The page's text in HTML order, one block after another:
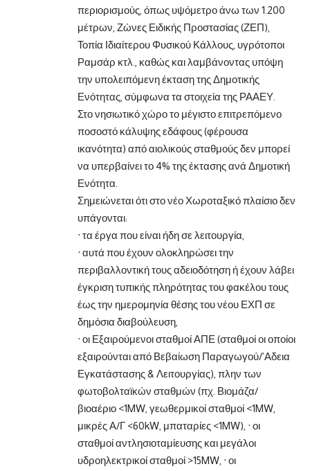
περιορισμούς, όπως υψόμετρο άνω των 1.200
μέτρων, Ζώνες Ειδικής Προστασίας (ΖΕΠ),
Τοπία Ιδιαίτερου Φυσικού Κάλλους, υγρότοποι
Ραμσάρ κτλ., καθώς και λαμβάνοντας υπόψη
την υπολειπόμενη έκταση της Δημοτικής
Ενότητας, σύμφωνα τα στοιχεία της ΡΑΑΕΥ.
Στο νησιωτικό χώρο το μέγιστο επιτρεπόμενο
ποσοστό κάλυψης εδάφους (φέρουσα
ικανότητα) από αιολικούς σταθμούς δεν μπορεί
να υπερβαίνει το 4% της έκτασης ανά Δημοτική
Ενότητα.
Σημειώνεται ότι στο νέο Χωροταξικό πλαίσιο δεν
υπάγονται:
· τα έργα που είναι ήδη σε λειτουργία,
· αυτά που έχουν ολοκληρώσει την
περιβαλλοντική τους αδειοδότηση ή έχουν λάβει
έγκριση τυπικής πληρότητας του φακέλου τους
έως την ημερομηνία θέσης του νέου ΕΧΠ σε
δημόσια διαβούλευση,
· οι Εξαιρούμενοι σταθμοί ΑΠΕ (σταθμοί οι οποίοι
εξαιρούνται από Βεβαίωση Παραγωγού/’Αδεια
Εγκατάστασης & Λειτουργίας), πλην των
φωτοβολταϊκών σταθμών (πχ. Βιομάζα/
βιοαέριο <1MW, γεωθερμικοί σταθμοί <1MW,
μικρές Α/Γ <60kW, μπαταρίες <1MW), · οι
σταθμοί αντλησιοταμίευσης και μεγάλοι
υδροηλεκτρικοί σταθμοί >15MW, · οι